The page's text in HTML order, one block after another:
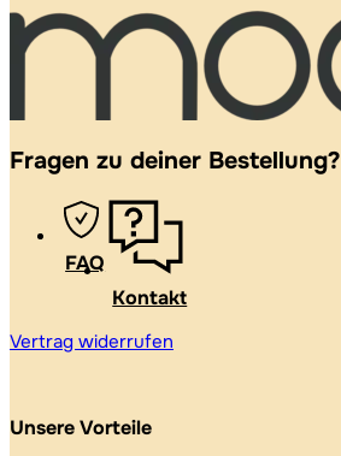
Fragen zu deiner Bestellung?
FAQ
Kontakt
Vertrag widerrufen
Unsere Vorteile